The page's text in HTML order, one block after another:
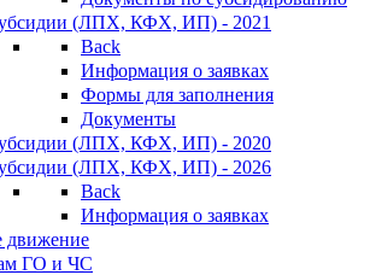
(ЛПХ, КФХ, ИП) - 2021
Back
Информация о заявках
Формы для заполнения
Документы
(ЛПХ, КФХ, ИП) - 2020
(ЛПХ, КФХ, ИП) - 2026
Back
Информация о заявках
движение
ГО и ЧС